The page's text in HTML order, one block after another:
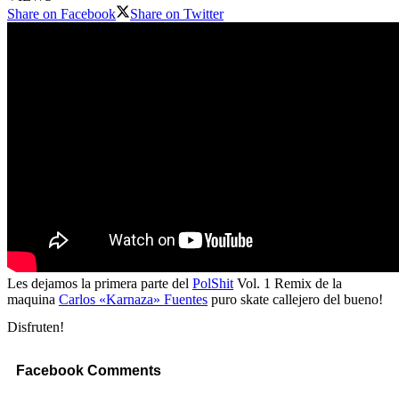
Share on Facebook
Share on Twitter
Les dejamos la primera parte del PolShit Vol. 1 Remix de la
maquina Carlos «Karnaza» Fuentes puro skate callejero del bueno!
Disfruten!
Facebook Comments